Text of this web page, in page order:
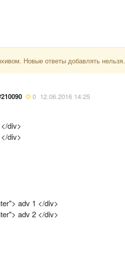
Новые ответы добавлять нельзя.
0 12.06.2016 14:25
div>
div>
adv 1 </div>
adv 2 </div>